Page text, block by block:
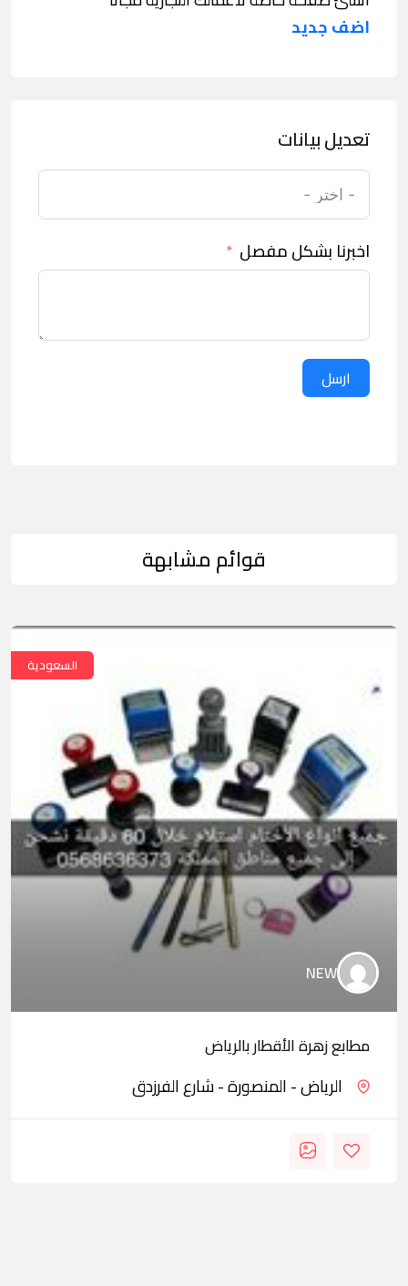
اضف جديد
تعديل بيانات
اخبرنا بشكل مفصل
ارسل
قوائم مشابهة
السعودية
NEW
مطابع زهرة الأقطار بالرياض
الرياض - المنصورة - شارع الفرزدق